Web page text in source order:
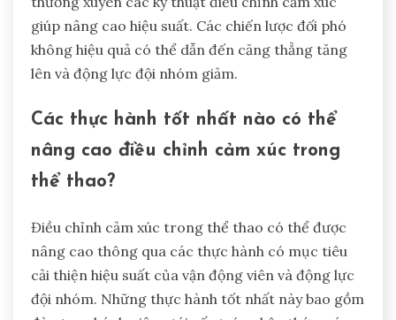
Các sai lầm phổ biến nào cần
tránh trong điều chỉnh cảm
xúc?